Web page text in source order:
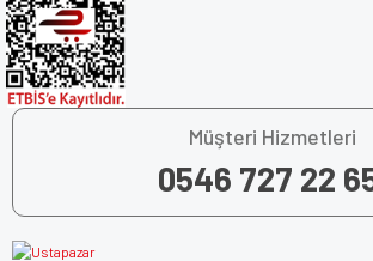
Müşteri Hizmetleri
0546 727 22